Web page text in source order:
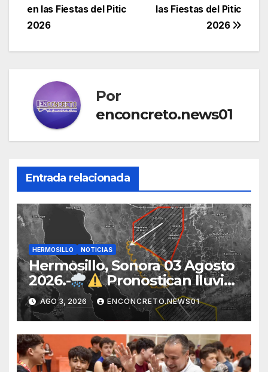
las Fiestas del Pitic
2026
en las Fiestas del Pitic
2026
Por
enconcreto.news01
Entrada relacionada
HERMOSILLO NOTICIAS
Hermosillo, Sonora 03 Agosto
2026.-
Pronostican lluvias
para Hermosillo esta noche;
norte de Sonora registra
mayor potencial de
tormentas
AGO 3, 2026 ENCONCRETO.NEWS01